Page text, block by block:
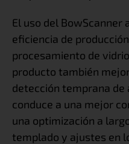
El uso del BowScanner
eficiencia de
procesamiento de
producto también
detección temprana de
conduce a una mejor
una optimización a
templado y ajustes en